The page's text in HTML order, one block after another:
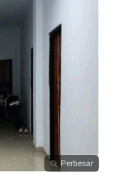
Perbesar